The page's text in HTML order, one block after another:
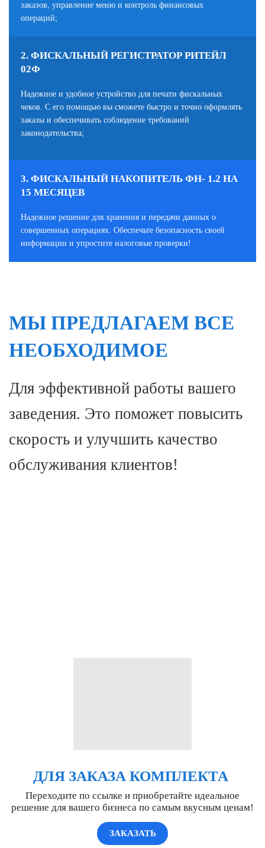
заказов, управление меню и контроль финансовых
операций;
2. ФИСКАЛЬНЫЙ РЕГИСТРАТОР РИТЕЙЛ
02Ф
Надежное и удобное устройство для печати фискальных
чеков. С его помощью вы сможете быстро и точно оформлять
заказы и обеспечивать соблюдение требований
законодательства;
3. ФИСКАЛЬНЫЙ НАКОПИТЕЛЬ ФН- 1.2 НА
15 МЕСЯЦЕВ
Надежное решение для хранения и передачи данных о
совершенных операциях. Обеспечьте безопасность своей
информации и упростите налоговые проверки!
МЫ ПРЕДЛАГАЕМ ВСЕ
НЕОБХОДИМОЕ
Для эффективной работы вашего
заведения. Это поможет повысить
скорость и улучшить качество
обслуживания клиентов!
ДЛЯ ЗАКАЗА КОМПЛЕКТА
Переходите по ссылке и приобретайте идеальное
решение для вашего бизнеса по самым вкусным ценам!
ЗАКАЗАТЬ